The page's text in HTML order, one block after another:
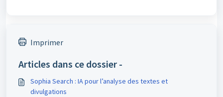
Imprimer
Articles dans ce dossier -
Sophia Search : IA pour l’analyse des textes et
divulgations